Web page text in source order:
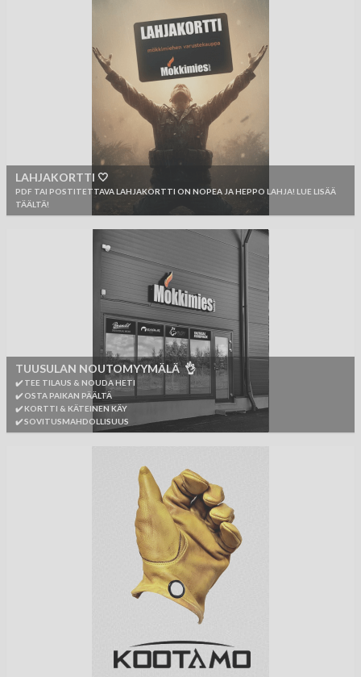
LAHJAKORTTI 🤍
PDF TAI POSTITETTAVA LAHJAKORTTI ON NOPEA JA HEPPO LAHJA! LUE LISÄÄ
TÄÄLTÄ!
TUUSULAN NOUTOMYYMÄLÄ 👌
✔️ TEE TILAUS & NOUDA HETI
✔️ OSTA PAIKAN PÄÄLTÄ
✔️ KORTTI & KÄTEINEN KÄY
✔️ SOVITUSMAHDOLLISUUS